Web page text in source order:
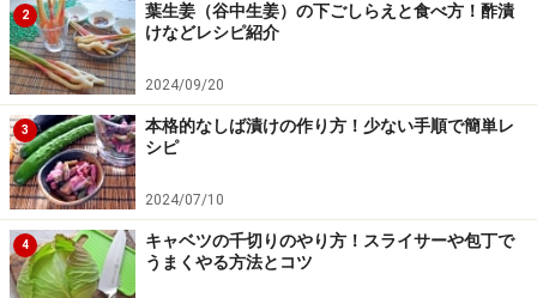
4
かぶを甘酢に漬けこみます
【2】のかぶの水気をしっかりと絞り、甘酢に漬けま
す。ときおり上下を逆にしながら、6時間ほど漬けま
す。
器にかぶとゆずの皮を飾り付けてできあがりです。
2
葉生姜（谷中生姜）の下ごしらえと食べ方！酢漬
けなどレシピ紹介
2024/09/20
3
本格的なしば漬けの作り方！少ない手順で簡単レ
シピ
2024/07/10
4
キャベツの千切りのやり方！スライサーや包丁で
うまくやる方法とコツ